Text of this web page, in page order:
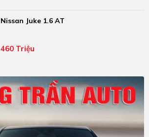
Nissan Juke 1.6 AT
460 Triệu